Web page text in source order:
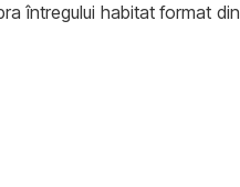
întregului habitat format din